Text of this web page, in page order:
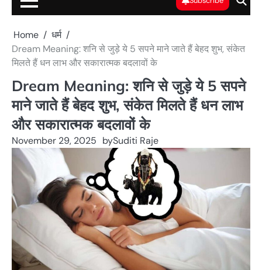
Home
धर्म
Dream Meaning: शनि से जुड़े ये 5 सपने माने जाते हैं बेहद शुभ, संकेत
मिलते हैं धन लाभ और सकारात्मक बदलावों के
Dream Meaning: शनि से जुड़े ये 5 सपने
माने जाते हैं बेहद शुभ, संकेत मिलते हैं धन लाभ
और सकारात्मक बदलावों के
November 29, 2025 bySuditi Raje